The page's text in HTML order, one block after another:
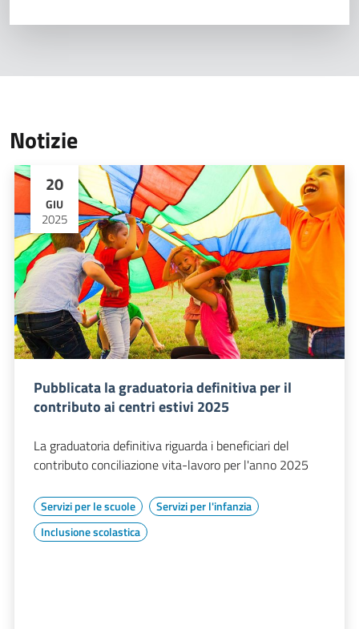
Notizie
20
GIU
2025
Pubblicata la graduatoria definitiva per il
contributo ai centri estivi 2025
La graduatoria definitiva riguarda i beneficiari del
contributo conciliazione vita-lavoro per l'anno 2025
Servizi per le scuole
Servizi per l'infanzia
Inclusione scolastica